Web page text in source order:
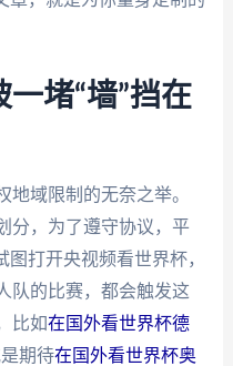
堵“墙”挡在
域限制的无奈之举。
分，为了遵守协议，平
打开央视频看世界杯，
队的比赛，都会触发这
比如在国外看世界杯德
期待在国外看世界杯奥